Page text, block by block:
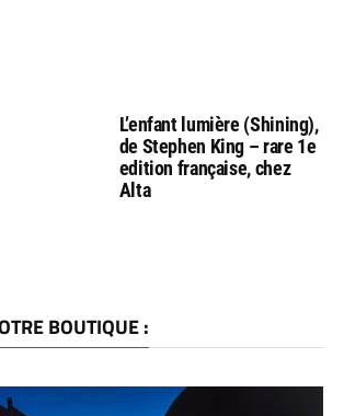
L’enfant lumière (Shining),
de Stephen King – rare 1e
edition française, chez
Alta
BOUTIQUE :